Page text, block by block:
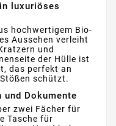
luxuriöses
hochwertigem Bio-
Aussehen verleiht
und
der Hülle ist
das perfekt an
schützt.
und Dokumente
zwei Fächer für
Tasche für